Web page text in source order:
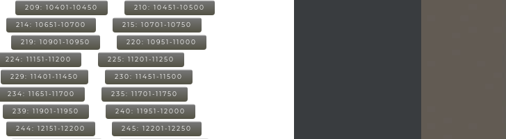
209: 10401-10450 210: 10451-10500
214: 10651-10700 215: 10701-10750
219: 10901-10950 220: 10951-11000
224: 11151-11200 225: 11201-11250
229: 11401-11450 230: 11451-11500
234: 11651-11700 235: 11701-11750
239: 11901-11950 240: 11951-12000
244: 12151-12200 245: 12201-12250